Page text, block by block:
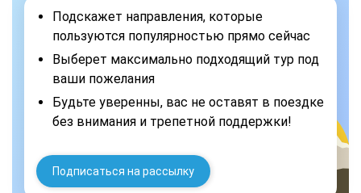
Подскажет направления, которые
пользуются популярностью прямо сейчас
Выберет максимально подходящий тур под
ваши пожелания
Будьте уверенны, вас не оставят в поездке
без внимания и трепетной поддержки!
Подписаться на рассылку